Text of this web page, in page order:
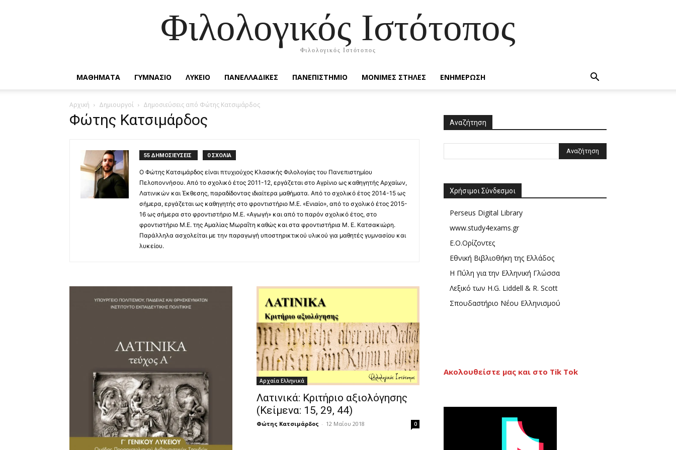
Φιλολογικός Ιστότοπος
Φιλολογικός Ιστότοπος
ΜΑΘΗΜΑΤΑ ΓΥΜΝΑΣΙΟ ΛΥΚΕΙΟ ΠΑΝΕΛΛΑΔΙΚΕΣ ΠΑΝΕΠΙΣΤΗΜΙΟ ΜΟΝΙΜΕΣ ΣΤΗΛΕΣ ΕΝΗΜΕΡΩΣΗ
Αρχική Δημιουργοί Δημοσιεύσεις από Φώτης Κατσιμάρδος
Φώτης Κατσιμάρδος
55 ΔΗΜΟΣΙΕΥΣΕΙΣ 0 ΣΧΟΛΙΑ
Ο Φώτης Κατσιμάρδος είναι πτυχιούχος Κλασικής Φιλολογίας του Πανεπιστημίου
Πελοποννήσου. Από το σχολικό έτος 2011-12, εργάζεται στο Αγρίνιο ως καθηγητής Αρχαίων,
Λατινικών και Έκθεσης, παραδίδοντας ιδιαίτερα μαθήματα. Από το σχολικό έτος 2014-15 ως
σήμερα, εργάζεται ως καθηγητής στο φροντιστήριο Μ.Ε. «Ενιαίο», από το σχολικό έτος 2015-
16 ως σήμερα στο φροντιστήριο Μ.Ε. «Αγωγή» και από το παρόν σχολικό έτος, στο
φροντιστήριο Μ.Ε. της Αμαλίας Μωραΐτη καθώς και στα φροντιστήρια Μ. Ε. Κατσακιώρη.
Παράλληλα ασχολείται με την παραγωγή υποστηρικτικού υλικού για μαθητές γυμνασίου και
λυκείου.
Αρχαία Ελληνικά
Λατινικά: Κριτήριο αξιολόγησης
(Κείμενα: 15, 29, 44)
Φώτης Κατσιμάρδος - 12 Μαΐου 2018 0
Αναζήτηση
Χρήσιμοι Σύνδεσμοι
Perseus Digital Library
www.study4exams.gr
Ε.Ο.Ορίζοντες
Εθνική Βιβλιοθήκη της Ελλάδος
Η Πύλη για την Ελληνική Γλώσσα
Λεξικό των H.G. Liddell & R. Scott
Σπουδαστήριο Νέου Ελληνισμού
Ακολουθείστε μας και στο Tik Tok